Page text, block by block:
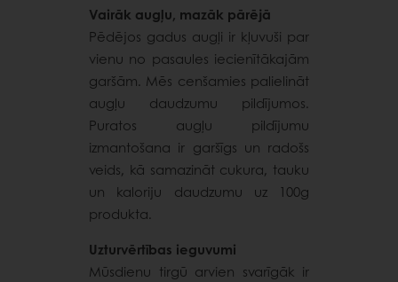
Vairāk augļu, mazāk pārējā
Pēdējos gadus augļi ir kļuvuši par
vienu no pasaules iecienītākajām
garšām. Mēs cenšamies palielināt
augļu daudzumu pildījumos.
Puratos augļu pildījumu
izmantošana ir garšīgs un radošs
veids, kā samazināt cukura, tauku
un kaloriju daudzumu uz 100g
produkta.
Uzturvērtības ieguvumi
Mūsdienu tirgū arvien svarīgāk ir